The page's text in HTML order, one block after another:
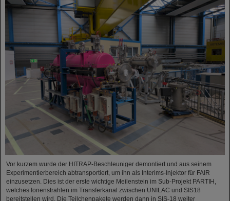
Vor kurzem wurde der HITRAP-Beschleuniger demontiert und aus seinem
Experimentierbereich abtransportiert, um ihn als Interims-Injektor für FAIR
einzusetzen. Dies ist der erste wichtige Meilenstein im Sub-Projekt PARTIH,
welches Ionenstrahlen im Transferkanal zwischen UNILAC und SIS18
bereitstellen wird. Die Teilchenpakete werden dann in SIS-18 weiter